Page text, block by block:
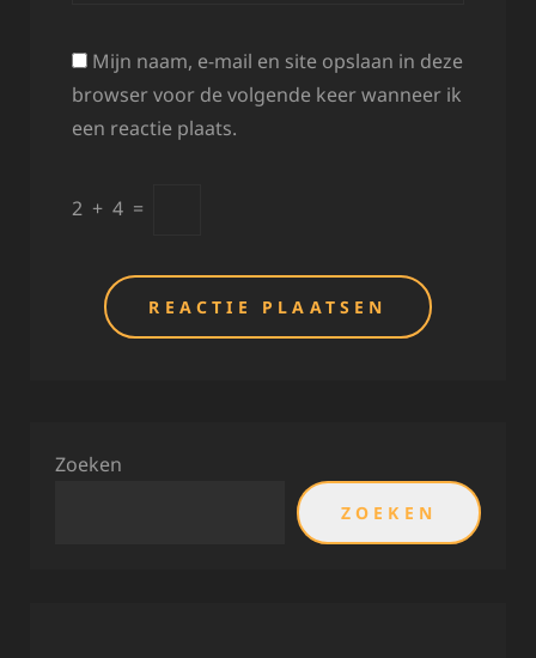
Mijn naam, e-mail en site opslaan in deze
browser voor de volgende keer wanneer ik
een reactie plaats.
2 + 4 =
Zoeken
ZOEKEN